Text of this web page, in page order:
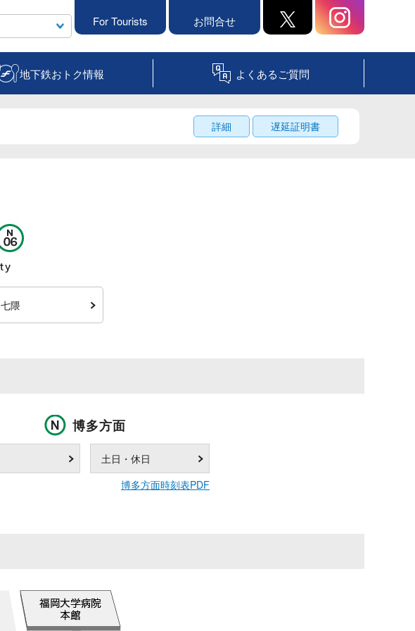
For Tourists お問合せ
地下鉄おトク情報 よくあるご質問
詳細 遅延証明書
七隈
博多方面
土日・休日
博多方面時刻表PDF